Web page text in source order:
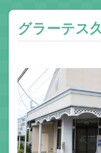
グラーテス